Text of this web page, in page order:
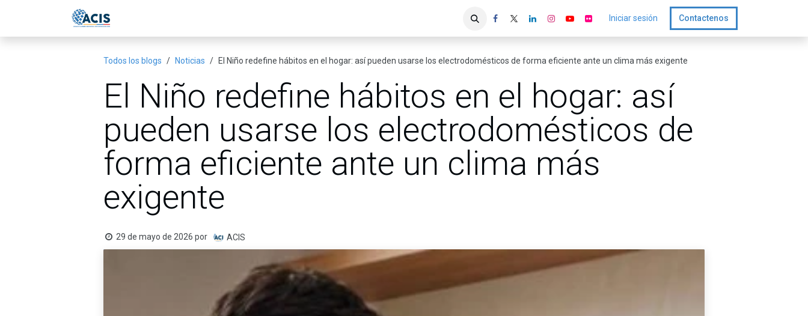
Iniciar sesión Contactenos
Todos los blogs Noticias El Niño redefine hábitos en el hogar: así pueden usarse los electrodomésticos de forma eficiente ante un clima más exigente
El Niño redefine hábitos en el hogar: así
pueden usarse los electrodomésticos de
forma eficiente ante un clima más
exigente
29 de mayo de 2026 por ACIS